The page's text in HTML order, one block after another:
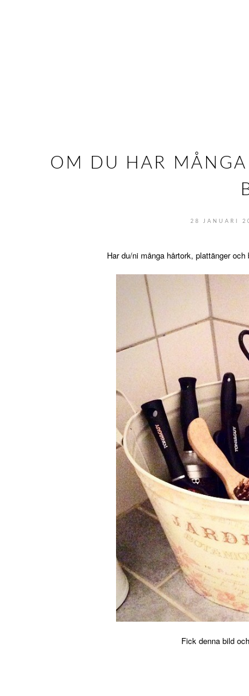
OM DU HAR MÅNGA
28 JANUARI
Har du/ni många hårtork, plattänger
Fick denna bild